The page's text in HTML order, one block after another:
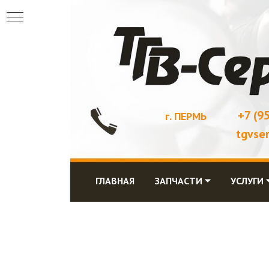
г. ПЕРМЬ
+7
ГЛАВНАЯ ЗАПЧАСТИ ⏷ УСЛУГИ